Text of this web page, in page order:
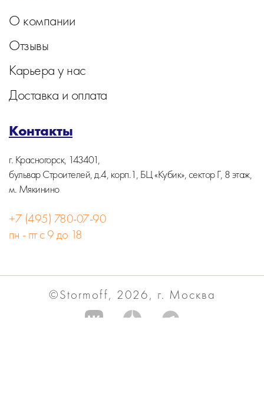
О компании
Отзывы
Карьера у нас
Доставка и оплата
Контакты
г. Красногорск, 143401,
бульвар Строителей, д.4, корп.1, БЦ «Кубик», сектор Г, 8 этаж,
м. Мякинино
+7 (495) 780-07-90
пн - пт с 9 до 18
©Stormoff, 2026, г. Москва